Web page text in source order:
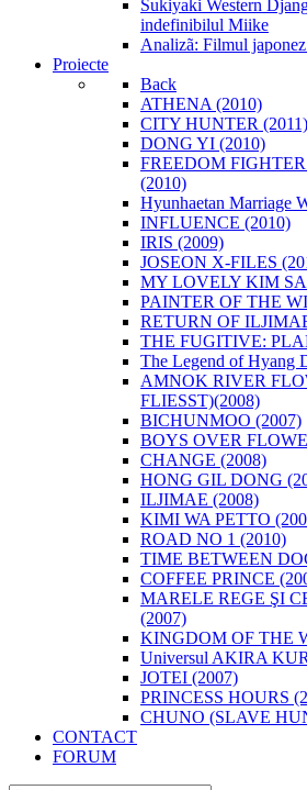
Sukiyaki Western
indefinibilul Miike
Analizã: Filmul
Proiecte
Back
ATHENA (2010)
CITY HUNTER (2011)
DONG YI (2010)
FREEDOM
(2010)
Hyunhaetan Marriage
INFLUENCE (2010)
IRIS (2009)
JOSEON X-FILES
MY LOVELY KIM
PAINTER OF THE
RETURN OF
THE FUGITIVE:
The Legend of Hyang
AMNOK RIVER
FLIESST)(2008)
BICHUNMOO (2007)
BOYS OVER
CHANGE (2008)
HONG GIL DONG
ILJIMAE (2008)
KIMI WA PETTO
ROAD NO 1 (2010)
TIME BETWEEN
COFFEE PRINCE
MARELE REGE ŞI
(2007)
KINGDOM OF THE
Universul AKIRA
JOTEI (2007)
PRINCESS HOURS
CHUNO (SLAVE
CONTACT
FORUM